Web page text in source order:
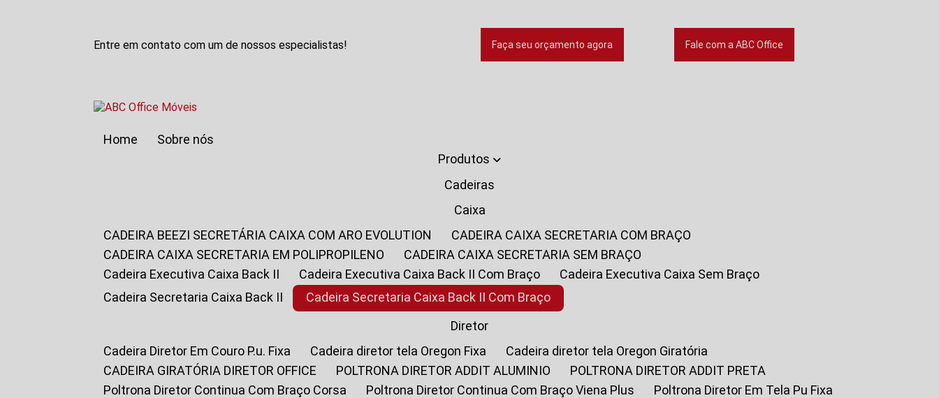
Entre em contato com um de nossos especialistas! Faça seu orçamento agora Fale com a ABC Office
Home
Sobre nós
Produtos
Cadeiras
Caixa
CADEIRA BEEZI SECRETÁRIA CAIXA COM ARO EVOLUTION
CADEIRA CAIXA SECRETARIA COM BRAÇO
CADEIRA CAIXA SECRETARIA EM POLIPROPILENO
CADEIRA CAIXA SECRETARIA SEM BRAÇO
Cadeira Executiva Caixa Back II
Cadeira Executiva Caixa Back II Com Braço
Cadeira Executiva Caixa Sem Braço
Cadeira Secretaria Caixa Back II
Cadeira Secretaria Caixa Back II Com Braço
Diretor
Cadeira Diretor Em Couro P.u. Fixa
Cadeira diretor tela Oregon Fixa
Cadeira diretor tela Oregon Giratória
CADEIRA GIRATÓRIA DIRETOR OFFICE
POLTRONA DIRETOR ADDIT ALUMINIO
POLTRONA DIRETOR ADDIT PRETA
Poltrona Diretor Continua Com Braço Corsa
Poltrona Diretor Continua Com Braço Viena Plus
Poltrona Diretor Em Tela Pu Fixa